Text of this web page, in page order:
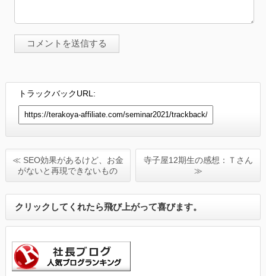
トラックバックURL:
≪ SEO効果があるけど、お金
がないと再現できないもの
寺子屋12期生の感想：Ｔさん
≫
クリックしてくれたら飛び上がって喜びます。